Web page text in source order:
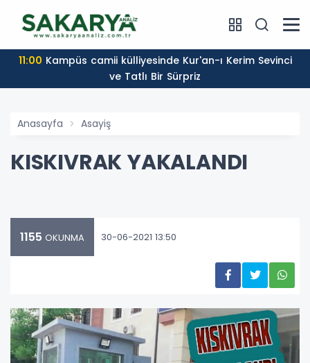
11:00
ve Tatlı Bir Sürpriz
Anasayfa Asayiş
KISKIVRAK YAKALANDI
1155 OKUNMA 30-06-2021 13:50